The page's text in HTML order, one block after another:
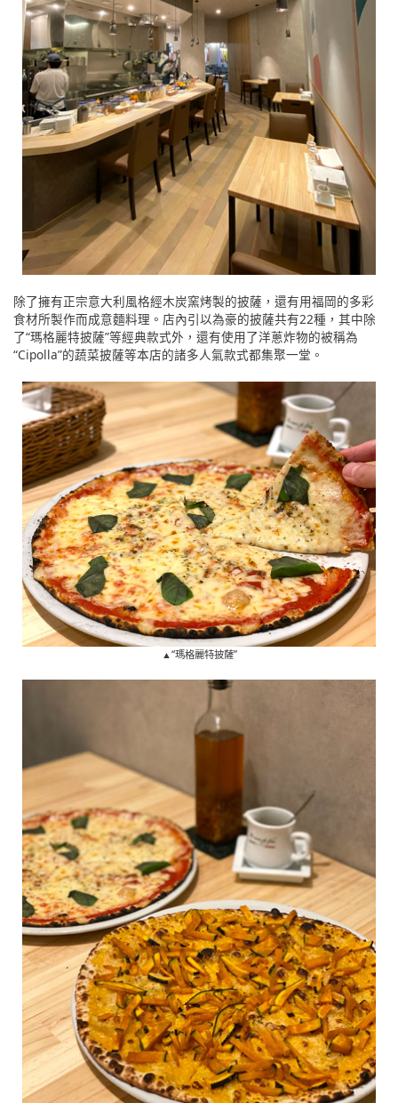
除了擁有正宗意大利風格經木炭窯烤製的披薩，還有用福岡的多彩
食材所製作而成意麵料理。店內引以為豪的披薩共有22種，其中除
了“瑪格麗特披薩”等經典款式外，還有使用了洋蔥炸物的被稱為
“Cipolla”的蔬菜披薩等本店的諸多人氣款式都集聚一堂。
▲“瑪格麗特披薩”